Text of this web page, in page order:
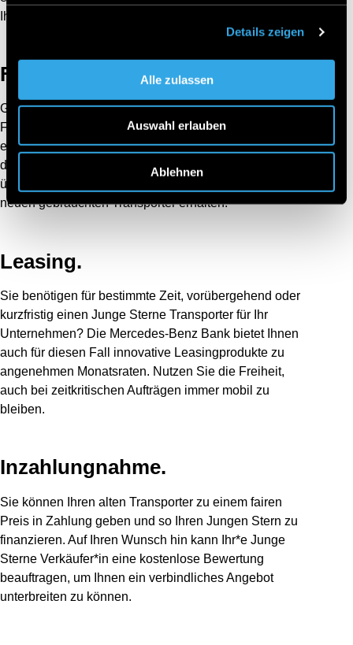
Details zeigen
Alle zulassen
Auswahl erlauben
Ablehnen
Ihnen die Maßnahmen, die genau Ihnen helfen können.
Finanzierung.
Gemeinsam ermitteln wir Ihr individuelles
Finanzierungsangebot mit flexibler Anzahlung sowie
einer individuellen Laufzeit. Wir machen es möglich,
denn die Mercedes-Benz Bank bietet Ihnen
überschaubare Monatsraten, damit Sie sorglos Ihren
neuen gebrauchten Transporter erhalten.
Leasing.
Sie benötigen für bestimmte Zeit, vorübergehend oder
kurzfristig einen Junge Sterne Transporter für Ihr
Unternehmen? Die Mercedes-Benz Bank bietet Ihnen
auch für diesen Fall innovative Leasingprodukte zu
angenehmen Monatsraten. Nutzen Sie die Freiheit,
auch bei zeitkritischen Aufträgen immer mobil zu
bleiben.
Inzahlungnahme.
Sie können Ihren alten Transporter zu einem fairen
Preis in Zahlung geben und so Ihren Jungen Stern zu
finanzieren. Auf Ihren Wunsch hin kann Ihr*e Junge
Sterne Verkäufer*in eine kostenlose Bewertung
beauftragen, um Ihnen ein verbindliches Angebot
unterbreiten zu können.